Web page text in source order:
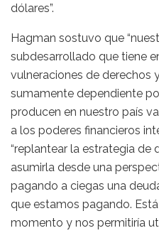
dólares”.
Hagman sostuvo que
subdesarrollado que tiene
vulneraciones de derechos
sumamente dependiente
producen en nuestro país
a los poderes financieros
“replantear la estrategia de
asumirla desde una
pagando a ciegas una
que estamos pagando.
momento y nos permitiría